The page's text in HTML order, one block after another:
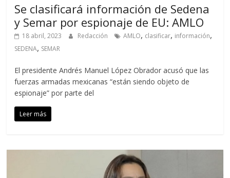
Se clasificará información de Sedena
y Semar por espionaje de EU: AMLO
18 abril, 2023 Redacción AMLO, clasificar, información,
SEDENA, SEMAR
El presidente Andrés Manuel López Obrador acusó que las
fuerzas armadas mexicanas “están siendo objeto de
espionaje” por parte del
Leer más